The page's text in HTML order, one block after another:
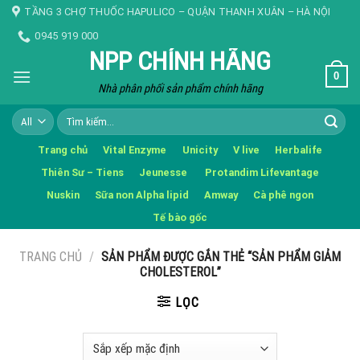
Skip TẦNG 3 CHỢ THUỐC HAPULICO – QUẬN THANH XUÂN – HÀ NỘI
0945 919 000
NPP CHÍNH HÃNG
Nhà phân phối sản phẩm chính hãng
0
Tìm
kiếm:
Trang chủ Vital Enzyme Unicity V live
Herbalife
Thiên Sư – Tiens
Jeunesse
Protandim Lifevantage
Nuskin
Sữa non Alpha lipid Amway
Cà phê ngon
Tế bào gốc
TRANG CHỦ / SẢN PHẨM ĐƯỢC GẮN THẺ “SẢN PHẨM GIẢM
CHOLESTEROL”
LỌC